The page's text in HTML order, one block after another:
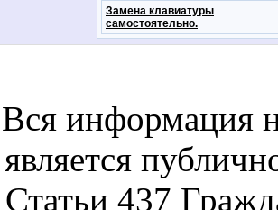
Замена клавиатуры
самостоятельно.
Вся информация
является
Статьи 437